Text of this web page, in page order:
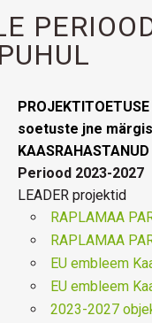
soetuste jne
Periood 2023-2027
LEADER projektid
RAPLAMAA
RAPLAMAA
EU embleem
EU embleem
2023-2027